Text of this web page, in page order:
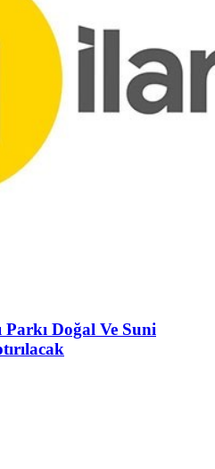
Doğal Ve Suni